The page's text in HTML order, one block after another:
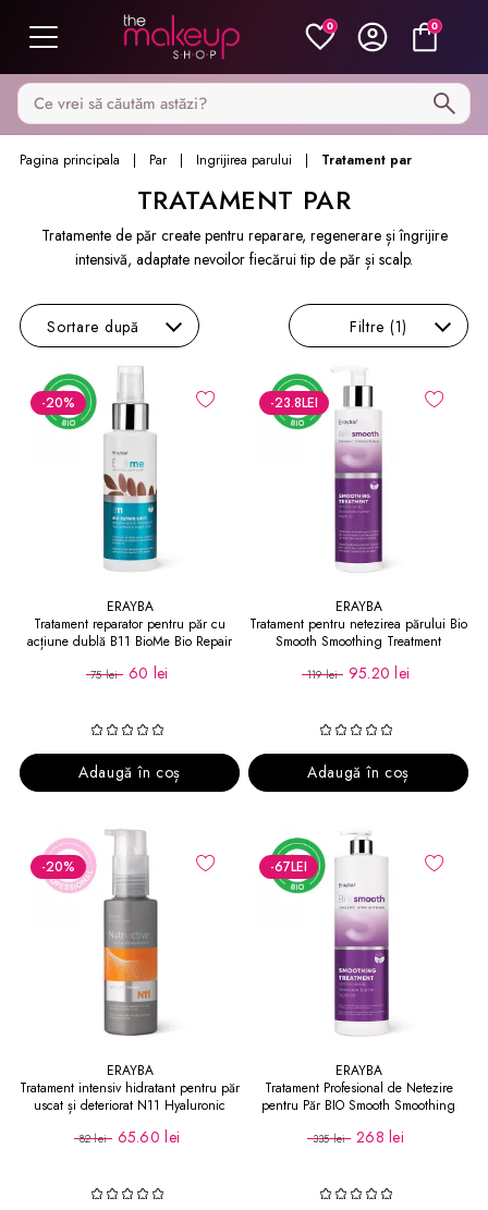
0 0
Caută pe MakeupShop
Pagina principala Par Ingrijirea parului Tratament par
TRATAMENT PAR
Tratamente de păr create pentru reparare, regenerare și îngrijire
intensivă, adaptate nevoilor fiecărui tip de păr și scalp.
Sortare după Filtre (1)
-20%
ERAYBA
Tratament reparator pentru păr cu
acțiune dublă B11 BioMe Bio Repair
75 lei 60 lei
Adaugă în coș
-23.8LEI
ERAYBA
Tratament pentru netezirea părului Bio
Smooth Smoothing Treatment
119 lei 95.20 lei
Adaugă în coș
-20%
ERAYBA
Tratament intensiv hidratant pentru păr
uscat și deteriorat N11 Hyaluronic
82 lei 65.60 lei
-67LEI
ERAYBA
Tratament Profesional de Netezire
pentru Păr BIO Smooth Smoothing
335 lei 268 lei